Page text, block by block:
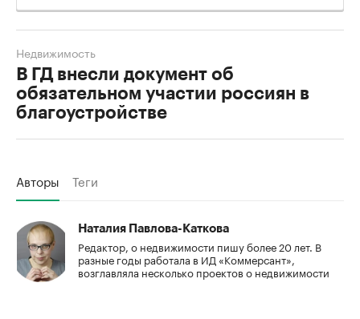
В ГД внесли документ об
обязательном участии россиян в
благоустройстве
Недвижимость
Авторы Теги
Наталия Павлова-Каткова
Редактор, о недвижимости пишу более 20 лет. В
разные годы работала в ИД «Коммерсант»,
возглавляла несколько проектов о недвижимости